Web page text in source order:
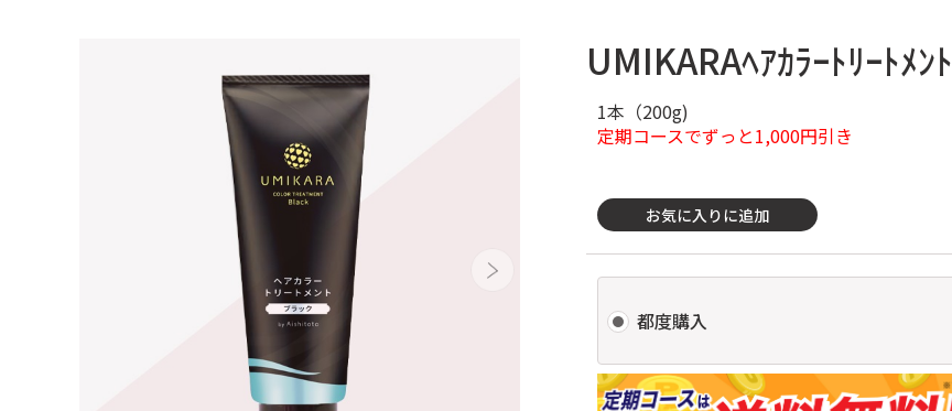
UMIKARAﾍｱｶﾗｰﾄﾘｰﾄﾒﾝﾄ
1本（200g)
定期コースでずっと1,000円引き
お気に入りに追加
都度購入